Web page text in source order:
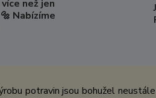
než jen
Nabízíme
potravin jsou bohužel